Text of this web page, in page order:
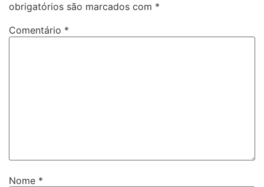
obrigatórios são marcados com *
Comentário *
Nome *